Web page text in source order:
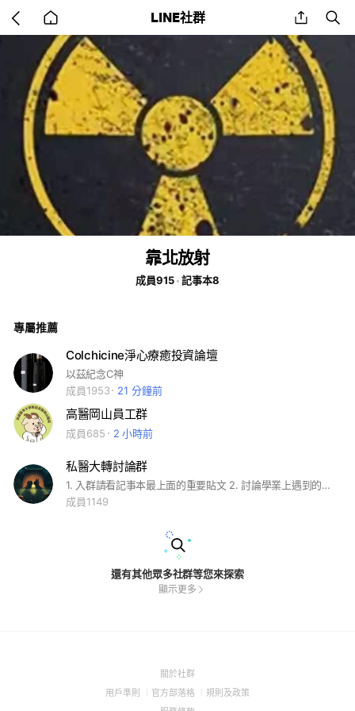
back
to
home
LINE社群 share
靠北放射
成員915 記事本8
專屬推薦
Colchicine淨心療癒投資論壇
以茲紀念C神
成員1953
21 分鐘前
高醫岡山員工群
成員685 2 小時前
私醫大轉討論群
1. 入群請看記事本最上面的重要貼文 2. 討論學業上遇到的問題 3. 避免課業問題以外的閒聊
成員1149
還有其他眾多社群等您來探索
顯示更多
關於社群(Open
用戶準則
(Open
官方部落格
(Open
規則及政策(Open